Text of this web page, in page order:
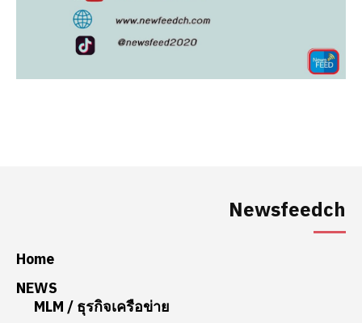
Newsfeedch
Home
NEWS
MLM / ธุรกิจเครือข่าย